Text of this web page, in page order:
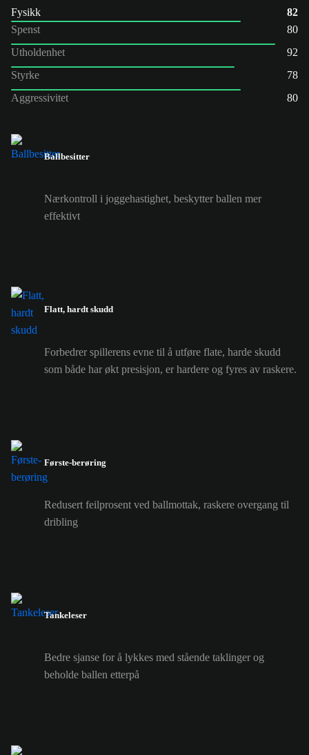
Fysikk
82
Spenst
80
Utholdenhet
92
Styrke
78
Aggressivitet
80
Ballbesitter
Nærkontroll i joggehastighet, beskytter ballen mer
effektivt
Flatt, hardt skudd
Forbedrer spillerens evne til å utføre flate, harde skudd
som både har økt presisjon, er hardere og fyres av raskere.
Første-berøring
Redusert feilprosent ved ballmottak, raskere overgang til
dribling
Tankeleser
Bedre sjanse for å lykkes med stående taklinger og
beholde ballen etterpå